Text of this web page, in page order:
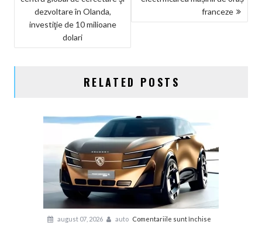
ARTICOLE
dezvoltare în Olanda,
investiţie de 10 milioane
dolari
franceze
RELATED POSTS
august 07, 2026 auto Comentariile sunt închise